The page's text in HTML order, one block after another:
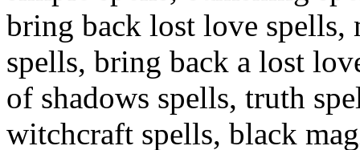
bring back lost love spells,
spells, bring back a lost
of shadows spells, truth
witchcraft spells, black